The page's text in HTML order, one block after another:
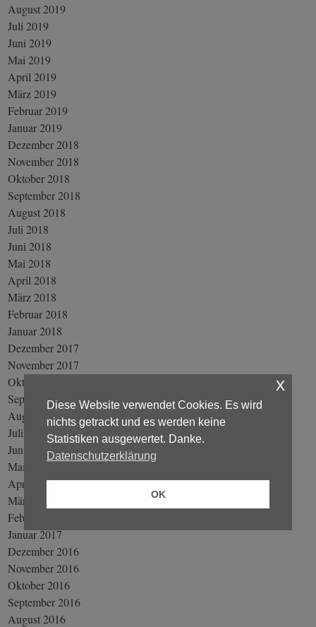
August 2019
Juli 2019
Juni 2019
Mai 2019
April 2019
März 2019
Februar 2019
Januar 2019
Dezember 2018
November 2018
Oktober 2018
September 2018
August 2018
Juli 2018
Juni 2018
Mai 2018
April 2018
März 2018
Februar 2018
Januar 2018
Dezember 2017
November 2017
Oktober 2017
September 2017
August 2017
Juli 2017
Juni 2017
Mai 2017
April 2017
März 2017
Februar 2017
Januar 2017
Dezember 2016
November 2016
Oktober 2016
September 2016
August 2016
Diese Website verwendet Cookies. Es wird
nichts getrackt und es werden keine
Statistiken ausgewertet. Danke.
Datenschutzerklärung
OK
x